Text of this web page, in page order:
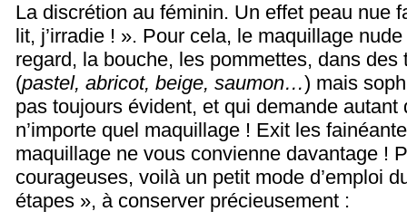
La discrétion au féminin. Un effet peau nue
lit, j’irradie ! ». Pour cela, le maquillage
regard, la bouche, les pommettes, dans des
(pastel, abricot, beige, saumon…) mais
pas toujours évident, et qui demande autant
n’importe quel maquillage ! Exit les
maquillage ne vous convienne davantage !
courageuses, voilà un petit mode d’emploi
étapes », à conserver précieusement :